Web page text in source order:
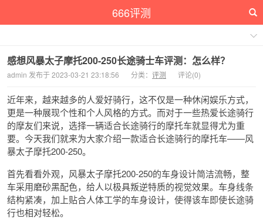
666评测
感想风暴太子摩托200-250长途骑士车评测：怎么样？
admin 发布于 2023-03-21 23:18:56 分类： 评测 评论(0)
近年来，越来越多的人爱好骑行，这不仅是一种休闲娱乐方式，
更是一种展现个性和个人风格的方式。而对于一些热爱长途骑行
的摩友们来说，选择一辆适合长途骑行的摩托车就显得尤为重
要。今天我们就来为大家介绍一款适合长途骑行的摩托车——风
暴太子摩托200-250。
首先看看外观，风暴太子摩托200-250的车身设计简洁流畅，整
车采用磨砂黑配色，给人以极具叛逆特质的视觉效果。车身线条
结构紧凑，加上贴合人体工学的车身设计，使得该车即使长途骑
行也相对轻松。